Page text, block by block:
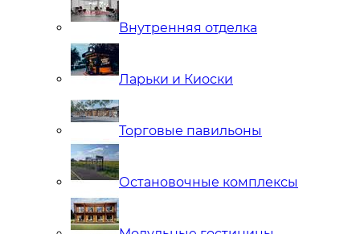
Внутренняя отделка
Ларьки и Киоски
Торговые павильоны
Остановочные комплексы